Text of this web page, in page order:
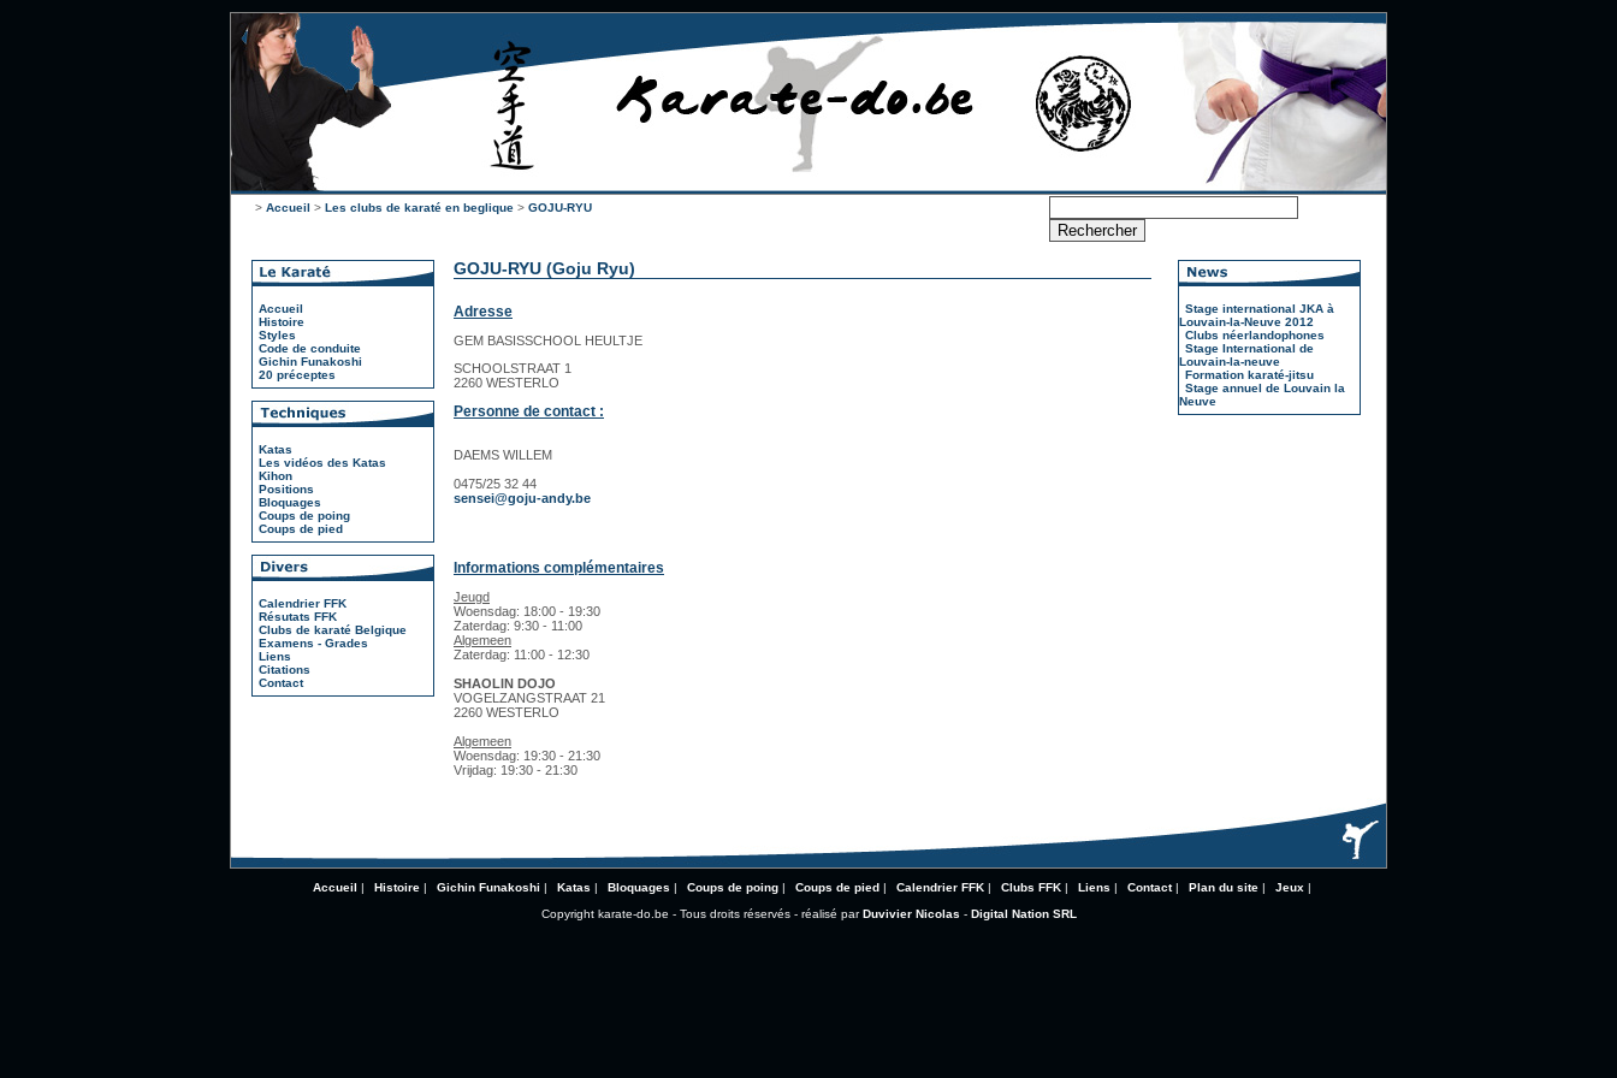
> Accueil > Les clubs de karaté en beglique > GOJU-RYU
Accueil
Histoire
Styles
Code de conduite
Gichin Funakoshi
20 préceptes
Katas
Les vidéos des Katas
Kihon
Positions
Bloquages
Coups de poing
Coups de pied
Calendrier FFK
Résutats FFK
Clubs de karaté Belgique
Examens - Grades
Liens
Citations
Contact
GOJU-RYU (Goju Ryu)
Adresse
GEM BASISSCHOOL HEULTJE
SCHOOLSTRAAT 1
2260 WESTERLO
Personne de contact :
DAEMS WILLEM
0475/25 32 44
sensei@goju-andy.be
Informations complémentaires
Jeugd
Woensdag: 18:00 - 19:30
Zaterdag: 9:30 - 11:00
Algemeen
Zaterdag: 11:00 - 12:30
SHAOLIN DOJO
VOGELZANGSTRAAT 21
2260 WESTERLO
Algemeen
Woensdag: 19:30 - 21:30
Vrijdag: 19:30 - 21:30
Stage international JKA à
Louvain-la-Neuve 2012
Clubs néerlandophones
Stage International de
Louvain-la-neuve
Formation karaté-jitsu
Stage annuel de Louvain la
Neuve
Accueil | Histoire| Gichin Funakoshi | Katas | Bloquages | Coups de poing| Coups de pied| Calendrier FFK| Clubs FFK| Liens | Contact| Plan du site| Jeux |
Copyright karate-do.be - Tous droits réservés - réalisé parDuvivier Nicolas - Digital Nation SRL